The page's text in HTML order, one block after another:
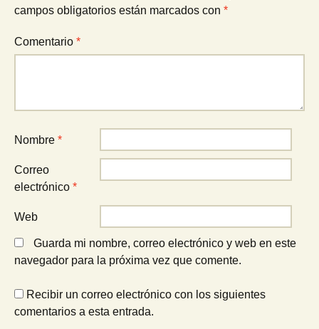
campos obligatorios están marcados con *
Comentario *
Nombre *
Correo
electrónico *
Web
Guarda mi nombre, correo electrónico y web en este
navegador para la próxima vez que comente.
Recibir un correo electrónico con los siguientes
comentarios a esta entrada.